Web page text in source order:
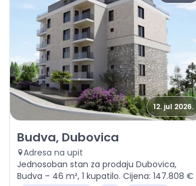
12. jul 2026.
Prodaja - Stan Budva, Dubovica
Budva, Dubovica
Adresa na upit
Jednosoban stan za prodaju Dubovica,
Budva – 46 m², 1 kupatilo. Cijena: 147.808 €